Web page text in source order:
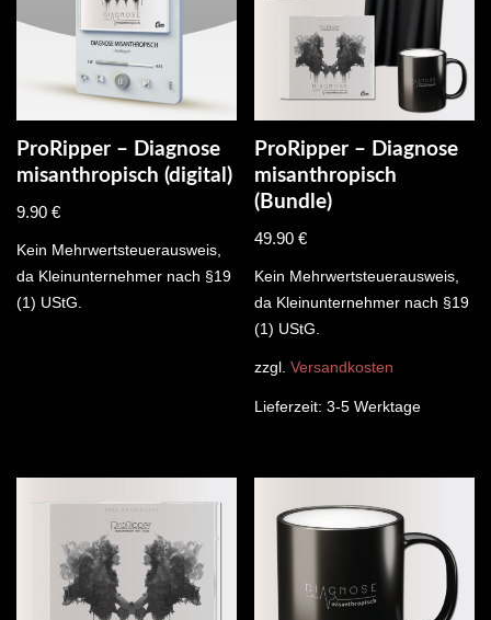
ProRipper – Diagnose
misanthropisch (digital)
9.90 €
Kein Mehrwertsteuerausweis,
da Kleinunternehmer nach §19
(1) UStG.
ProRipper – Diagnose
misanthropisch
(Bundle)
49.90€
Kein Mehrwertsteuerausweis,
da Kleinunternehmer nach §19
(1) UStG.
zzgl.Versandkosten
Lieferzeit:3-5 Werktage